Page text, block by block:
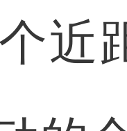
近